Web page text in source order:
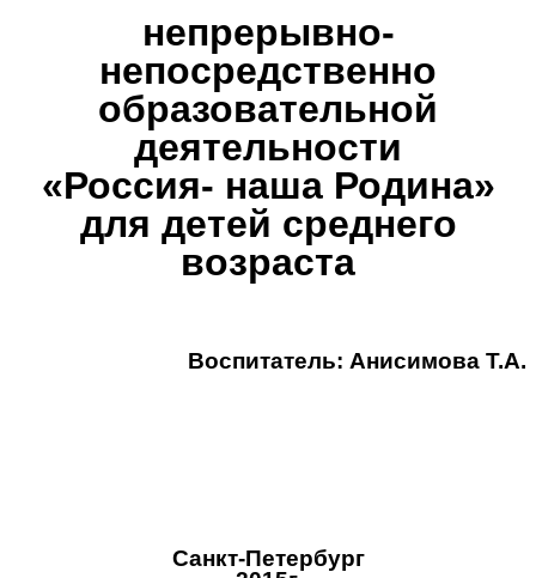
непрерывно-
непосредственно
образовательной
деятельности
«Россия- наша Родина»
для детей среднего
возраста
Воспитатель: Анисимова Т.А.
Санкт-Петербург